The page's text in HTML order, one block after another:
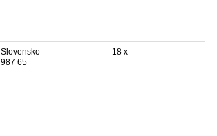
Slovensko
987 65
18 x